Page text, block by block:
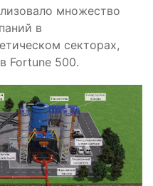
множество
в
секторах,
Fortune 500.